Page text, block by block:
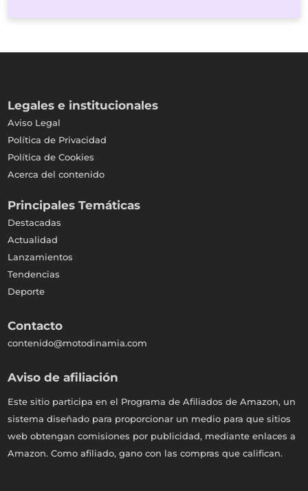
Legales e institucionales
Aviso Legal
Política de Privacidad
Política de Cookies
Acerca del contenido
Principales Temáticas
Destacadas
Actualidad
Lanzamientos
Tendencias
Deporte
Contacto
contenido@motodinamia.com
Aviso de afiliación
Este sitio participa en el Programa de Afiliados de Amazon, un
sistema diseñado para proporcionar un medio para que sitios
web obtengan comisiones por publicidad, mediante enlaces a
Amazon. Como afiliado, gano con las compras que califican.